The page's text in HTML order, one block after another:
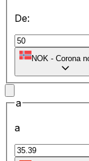
De:
NOK - Corona
a
a